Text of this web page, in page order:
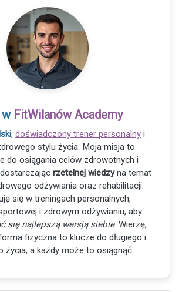
w FitWilanów Academy
, doświadczony trener personalny i
stylu życia. Moja misja to
do osiągania celów zdrowotnych i
rzetelnej wiedzyna temat
odżywiania oraz rehabilitacji.
się w treningach personalnych,
i zdrowym odżywianiu, aby
się najlepszą wersją siebie. Wierzę,
fizyczna to klucze do długiego i
życia, a każdy może to osiągnąć.